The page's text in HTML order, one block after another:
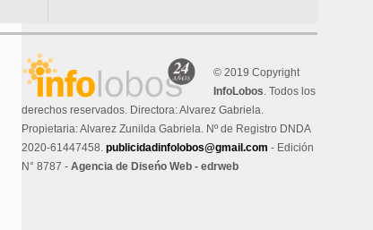
© 2019 Copyright
InfoLobos. Todos los
derechos reservados. Directora: Alvarez Gabriela.
Propietaria: Alvarez Zunilda Gabriela. Nº de Registro DNDA
2020-61447458. publicidadinfolobos@gmail.com - Edición
N° 8787 - Agencia de Diseńo Web - edrweb